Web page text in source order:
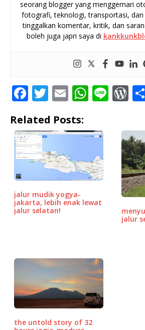
seorang blogger yang menggemari
fotografi, teknologi, transportasi, dan
tinggalkan komentar, kritik, dan
boleh juga japri saya di
F
c
e
b
o
k
T
it
te
r
E
ai
l
W
at
s
A
p
Li W
r
d
P
r
e
ss
Related Posts:
jalur mudik yogya-
jakarta, lebih enak lewat
jalur selatan!
jalur
the untold story of 32